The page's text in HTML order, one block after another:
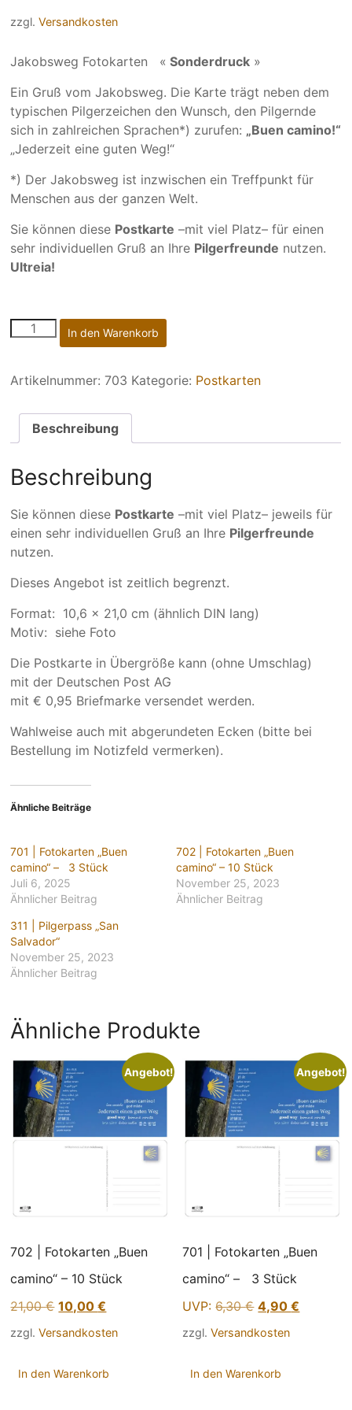
zzgl.Versandkosten
Jakobsweg Fotokarten « Sonderdruck »
Ein Gruß vom Jakobsweg. Die Karte trägt neben dem
typi­schen Pilger­zeichen den Wunsch, den Pilgernde
sich in zahl­rei­chen Sprachen*) zurufen: „Buen camino!“
„Jederzeit eine guten Weg!“
*) Der Jakobsweg ist inzwischen ein Treff­punkt für
Menschen aus der ganzen Welt.
Sie können diese Postkarte –mit viel Platz– für einen
sehr individuellen Gruß an Ihre Pilgerfreunde nutzen.
Ultreia!
|
"Buen
camino"
In den Warenkorb
Artikelnummer: 703 Kategorie: Postkarten
Beschreibung
Beschreibung
Sie können diese Postkarte –mit viel Platz– jeweils für
einen sehr individuellen Gruß an Ihre Pilgerfreunde
nutzen.
Dieses Angebot ist zeitlich begrenzt.
Format: 10,6 x 21,0 cm (ähnlich DIN lang)
Motiv: siehe Foto
Die Postkarte in Übergröße kann (ohne Umschlag)
mit der Deutschen Post AG
mit € 0,95 Briefmarke versendet werden.
Wahlweise auch mit abgerundeten Ecken (bitte bei
Bestellung im Notizfeld vermerken).
Ähnliche Beiträge
701 | Fotokarten „Buen
camino“ – 3 Stück
Juli 6, 2025
Ähnlicher Beitrag
702 | Fotokarten „Buen
camino“ – 10 Stück
November 25, 2023
Ähnlicher Beitrag
311 | Pilgerpass „San
Salvador“
November 25, 2023
Ähnlicher Beitrag
Ähnliche Produkte
Angebot!
702 | Fotokarten „Buen
camino“ – 10 Stück
21,00€ Ursprünglicher
war:
10,00€
ist:
zzgl.Versandkosten
In den Warenkorb
Angebot!
701 | Fotokarten „Buen
camino“ – 3 Stück
UVP: 6,30€ Ursprünglicher
war:
4,90€
zzgl.Versandkosten
In den Warenkorb